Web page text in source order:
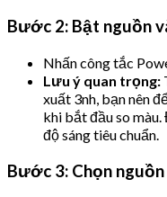
Bước 2: Bật nguồn
Nhấn công tắc
Lưu ý quan trọng:
xuất 3nh, bạn nên
khi bắt đầu so màu.
độ sáng tiêu chuẩn.
Bước 3: Chọn